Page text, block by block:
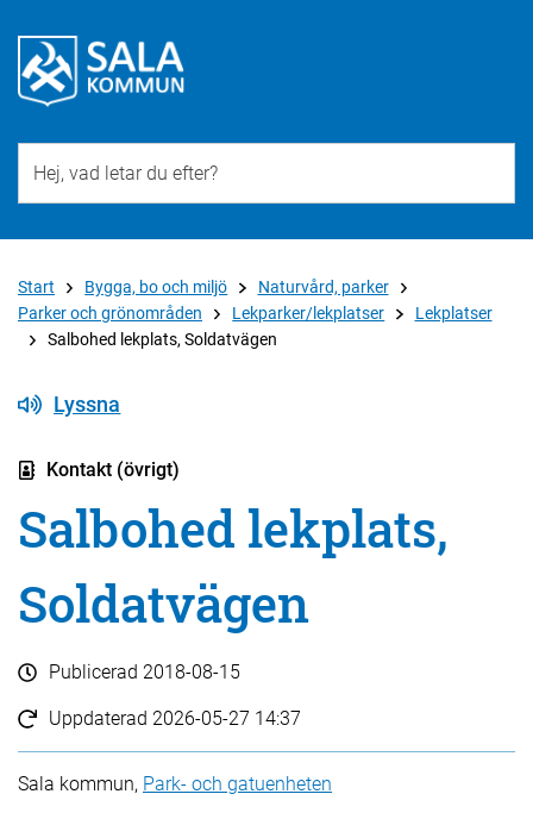
Start Bygga, bo och miljö
Naturvård, parker
Parker och grönområden
Lekparker/lekplatser
Lekplatser
Salbohed lekplats, Soldatvägen
Lyssna
Kontakt (övrigt)
Salbohed lekplats,
Soldatvägen
Publicerad 2018-08-15
Uppdaterad 2026-05-27 14:37
Sala kommun, Park- och gatuenheten